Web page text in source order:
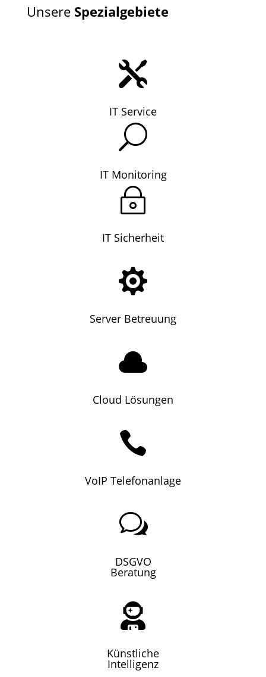
Unsere Spezialgebiete

IT Service
U
IT Monitoring
~
IT Sicherheit

Server Betreuung

Cloud Lösungen

VoIP Telefonanlage
w
DSGVO
Beratung

Künstliche
Intelligenz